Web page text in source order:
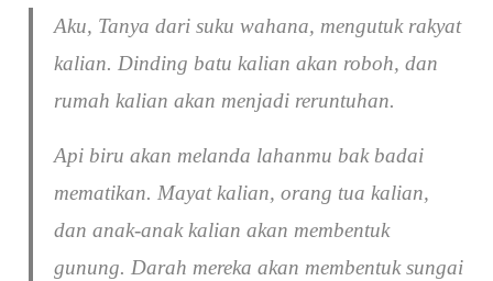
Aku, Tanya dari suku wahana, mengutuk rakyat
kalian. Dinding batu kalian akan roboh, dan
rumah kalian akan menjadi reruntuhan.
Api biru akan melanda lahanmu bak badai
mematikan. Mayat kalian, orang tua kalian,
dan anak-anak kalian akan membentuk
gunung. Darah mereka akan membentuk sungai